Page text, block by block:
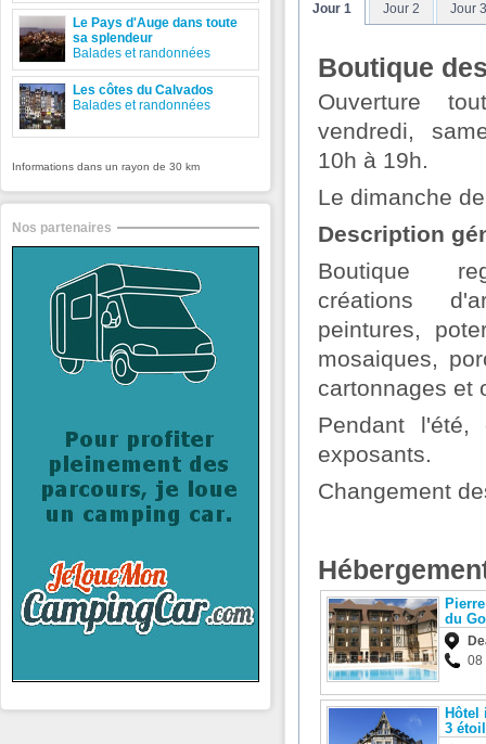
Jour 1 Jour 2 Jour
Boutique
Ouverture
vendredi,
10h à 19h.
Le dimanche
Description
Boutique
créations
peintures,
mosaiques,
cartonnages et
Pendant l'été,
exposants.
Changement
du
08
Hôtel
3
Le Pays d'Auge dans toute
sa splendeur
Balades et randonnées
Les côtes du Calvados
Balades et randonnées
Informations dans un rayon de 30 km
Nos partenaires